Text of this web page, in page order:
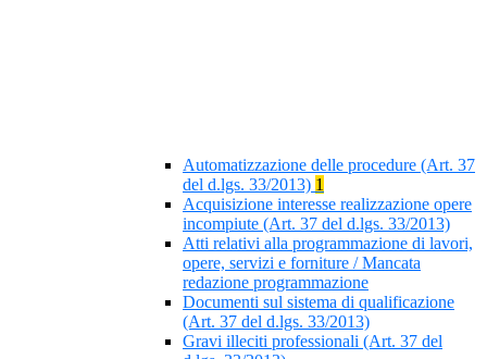
Automatizzazione delle procedure (Art. 37
del d.lgs. 33/2013) 1
Acquisizione interesse realizzazione opere
incompiute (Art. 37 del d.lgs. 33/2013)
Atti relativi alla programmazione di lavori,
opere, servizi e forniture / Mancata
redazione programmazione
Documenti sul sistema di qualificazione
(Art. 37 del d.lgs. 33/2013)
Gravi illeciti professionali (Art. 37 del